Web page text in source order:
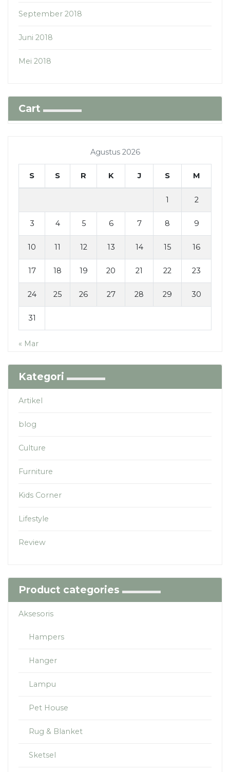
September 2018
Juni 2018
Mei 2018
Cart
Agustus 2026
S S R K J S M
1 2
3 4 5 6 7 8 9
10 11 12 13 14 15 16
17 18 19 20 21 22 23
24 25 26 27 28 29 30
31
« Mar
Kategori
Artikel
blog
Culture
Furniture
Kids Corner
Lifestyle
Review
Product categories
Aksesoris
Hampers
Hanger
Lampu
Pet House
Rug & Blanket
Sketsel